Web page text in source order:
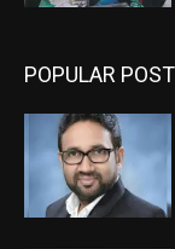
POPULAR